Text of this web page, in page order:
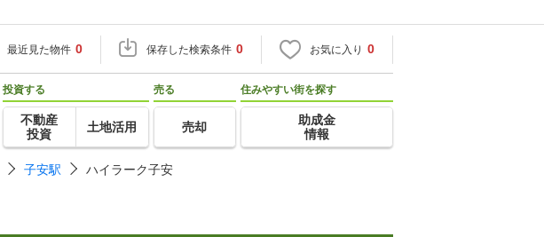
最近見た物件 0 保存した検索条件 0 お気に入り 0
投資する
不動産
投資
土地活用
売る
売却
住みやすい街を探す
助成金
情報
子安駅 ハイラーク子安